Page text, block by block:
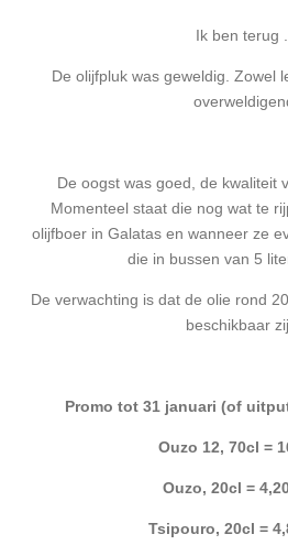
Ik ben terug ...
De olijfpluk was geweldig. Zowel
De oogst was goed, de kwaliteit
Momenteel staat die nog wat te
olijfboer in Galatas en wanneer ze
die in bussen van 5
De verwachting is dat de olie rond
beschikbaar
Promo tot 31 januari (of
Ouzo 12, 70cl =
Ouzo, 20cl =
Tsipouro, 20cl =